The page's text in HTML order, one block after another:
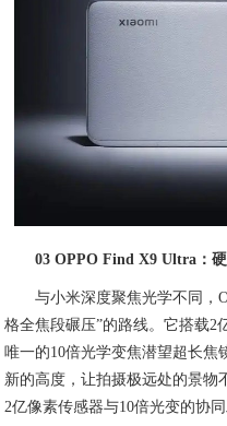
03 OPPO Find X9 Ultra：
与小米深度聚焦光学不同，
格全焦段碾压”的路线。它搭载2
唯一的10倍光学变焦潜望超长焦
新的高度，让拍摄极远处的景物
2亿像素传感器与10倍光变的协